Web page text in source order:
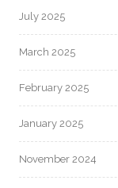
July 2025
March 2025
February 2025
January 2025
November 2024